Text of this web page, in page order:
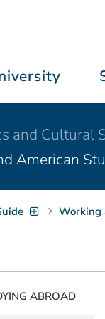
and Cultural
American
Working
ABROAD